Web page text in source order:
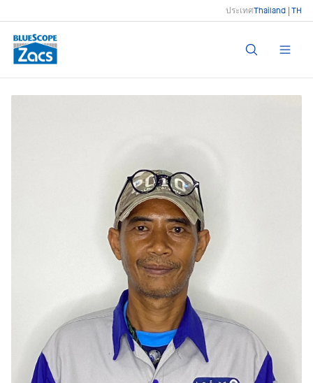
ประเทศThailand | TH